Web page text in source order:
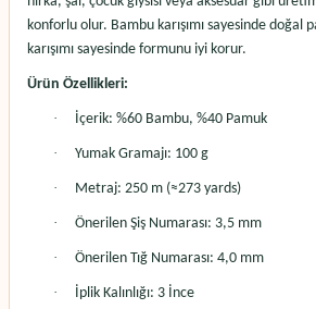
konforlu olur. Bambu karışımı sayesinde doğal
karışımı sayesinde formunu iyi korur.
Ürün Özellikleri:
· İçerik: %60 Bambu, %40 Pamuk
· Yumak Gramajı: 100 g
· Metraj: 250 m (≈273 yards)
· Önerilen Şiş Numarası: 3,5 mm
· Önerilen Tığ Numarası: 4,0 mm
· İplik Kalınlığı: 3 İnce